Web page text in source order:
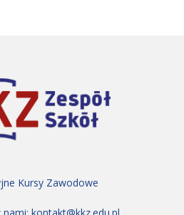
Kursy Zawodowe